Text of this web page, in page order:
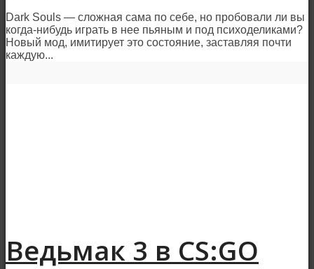
Dark Souls — сложная сама по себе, но пробовали ли вы
когда-нибудь играть в нее пьяным и под психоделиками?
Новый мод, имитирует это состояние, заставляя почти
каждую...
Ведьмак 3 в CS:GO